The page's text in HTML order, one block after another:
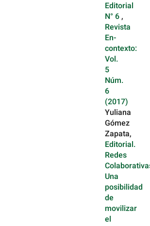
Editorial
N° 6,
Revista
En-
contexto:
Vol.
5
Núm.
6
(2017)
Yuliana
Gómez
Zapata,
Editorial.
Redes
Una
posibilidad
de
movilizar
el